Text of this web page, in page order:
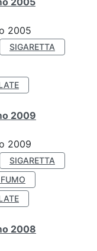
2005
SIGARETTA
2009
2009
SIGARETTA
2008